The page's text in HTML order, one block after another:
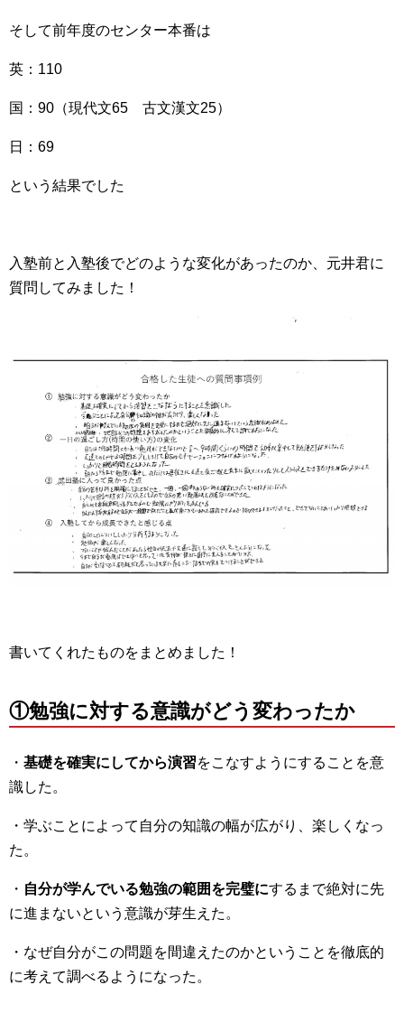
そして前年度のセンター本番は
英：110
国：90（現代文65 古文漢文25）
日：69
という結果でした
入塾前と入塾後でどのような変化があったのか、元井君に
質問してみました！
書いてくれたものをまとめました！
①勉強に対する意識がどう変わったか
・ 基礎を確実にしてから演習をこなすようにすることを意
識した。
・学ぶことによって自分の知識の幅が広がり、楽しくなっ
た。
・ 自分が学んでいる勉強の範囲を完璧にするまで絶対に先
に進まないという意識が芽生えた。
・なぜ自分がこの問題を間違えたのかということを徹底的
に考えて調べるようになった。